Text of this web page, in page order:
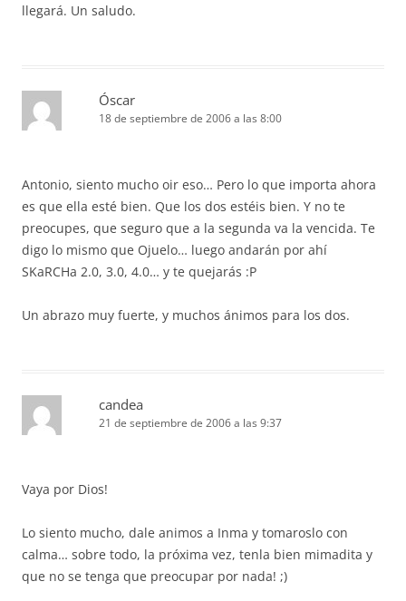
llegará. Un saludo.
Óscar
18 de septiembre de 2006 a las 8:00
Antonio, siento mucho oir eso… Pero lo que importa ahora
es que ella esté bien. Que los dos estéis bien. Y no te
preocupes, que seguro que a la segunda va la vencida. Te
digo lo mismo que Ojuelo… luego andarán por ahí
SKaRCHa 2.0, 3.0, 4.0… y te quejarás :P
Un abrazo muy fuerte, y muchos ánimos para los dos.
candea
21 de septiembre de 2006 a las 9:37
Vaya por Dios!
Lo siento mucho, dale animos a Inma y tomaroslo con
calma… sobre todo, la próxima vez, tenla bien mimadita y
que no se tenga que preocupar por nada! ;)